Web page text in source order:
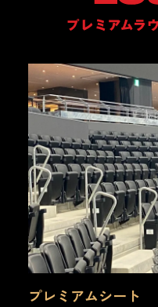
プレミアムシート